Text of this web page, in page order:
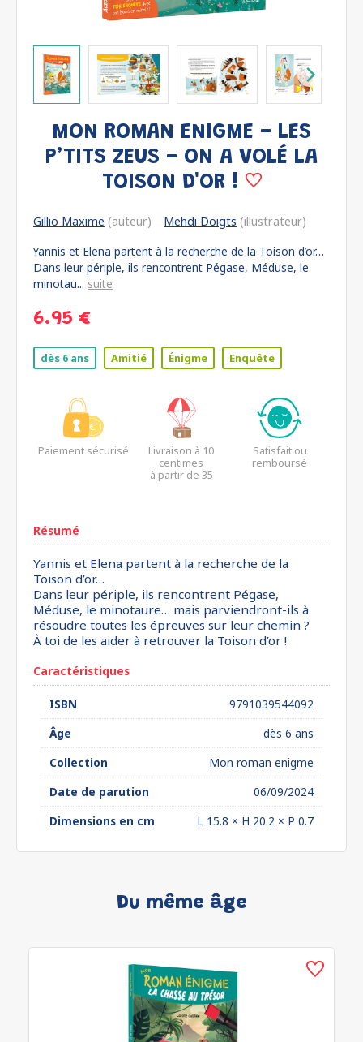
MON ROMAN ENIGME - LES
P’TITS ZEUS - ON A VOLÉ LA
TOISON D'OR !
Gillio Maxime (auteur) Mehdi Doigts (illustrateur)
Yannis et Elena partent à la recherche de la Toison d’or…
Dans leur périple, ils rencontrent Pégase, Méduse, le
minotau... suite
6.95 €
dès 6 ans Amitié Énigme Enquête
Paiement sécurisé
Livraison à 10
centimes
à partir de 35
Satisfait ou
remboursé
Résumé
Yannis et Elena partent à la recherche de la
Toison d’or…
Dans leur périple, ils rencontrent Pégase,
Méduse, le minotaure… mais parviendront-ils à
résoudre toutes les épreuves sur leur chemin ?
À toi de les aider à retrouver la Toison d’or !
Caractéristiques
ISBN
9791039544092
Âge
dès 6 ans
Collection
Mon roman enigme
Date de parution
06/09/2024
Dimensions en cm
L 15.8 × H 20.2 × P 0.7
Du même âge